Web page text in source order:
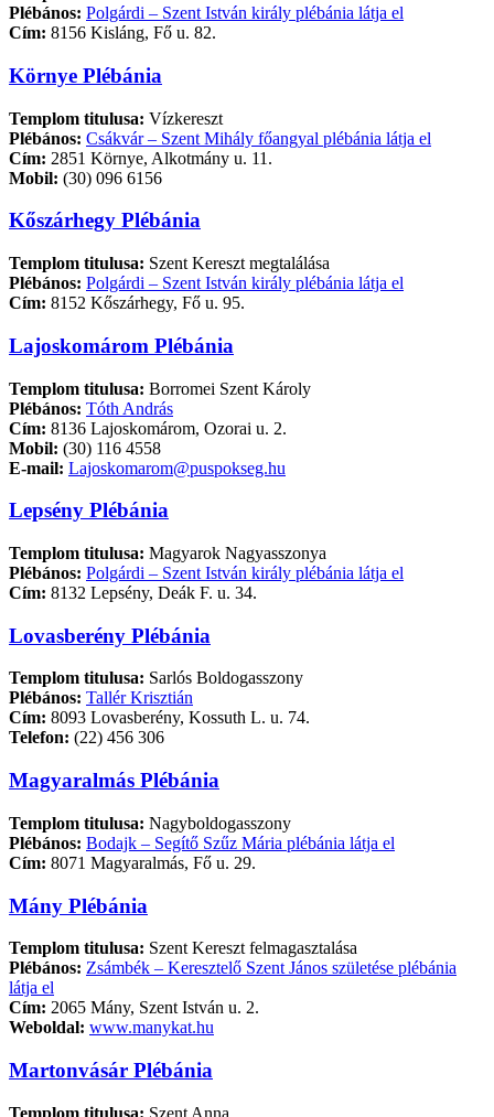
Plébános: Polgárdi – Szent István király plébánia látja el
Cím: 8156 Kisláng, Fő u. 82.
Környe Plébánia
Templom titulusa: Vízkereszt
Plébános: Csákvár – Szent Mihály főangyal plébánia látja el
Cím: 2851 Környe, Alkotmány u. 11.
Mobil: (30) 096 6156
Kőszárhegy Plébánia
Templom titulusa: Szent Kereszt megtalálása
Plébános: Polgárdi – Szent István király plébánia látja el
Cím: 8152 Kőszárhegy, Fő u. 95.
Lajoskomárom Plébánia
Templom titulusa: Borromei Szent Károly
Plébános: Tóth András
Cím: 8136 Lajoskomárom, Ozorai u. 2.
Mobil: (30) 116 4558
E-mail: Lajoskomarom@puspokseg.hu
Lepsény Plébánia
Templom titulusa: Magyarok Nagyasszonya
Plébános: Polgárdi – Szent István király plébánia látja el
Cím: 8132 Lepsény, Deák F. u. 34.
Lovasberény Plébánia
Templom titulusa: Sarlós Boldogasszony
Plébános: Tallér Krisztián
Cím: 8093 Lovasberény, Kossuth L. u. 74.
Telefon: (22) 456 306
Magyaralmás Plébánia
Templom titulusa: Nagyboldogasszony
Plébános: Bodajk – Segítő Szűz Mária plébánia látja el
Cím: 8071 Magyaralmás, Fő u. 29.
Mány Plébánia
Templom titulusa: Szent Kereszt felmagasztalása
Plébános: Zsámbék – Keresztelő Szent János születése plébánia
látja el
Cím: 2065 Mány, Szent István u. 2.
Weboldal: www.manykat.hu
Martonvásár Plébánia
Templom titulusa: Szent Anna